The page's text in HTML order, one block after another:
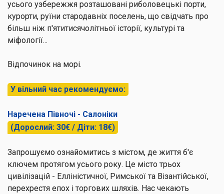
усього узбережжя розташовані риболовецькі порти,
курорти, руїни стародавніх поселень, що свідчать про
більш ніж п'ятитисячолітньої історії, культурі та
міфології...
Відпочинок на морі.
У вільний час рекомендуємо:
Наречена Півночі - Салоніки
(Дорослий: 30€ / Діти: 18€)
Запрошуємо ознайомитись з містом, де життя б'є
ключем протягом усього року. Це місто трьох
цивілізацій - Елліністичної, Римської та Візантійської,
перехрестя епох і торгових шляхів. Нас чекають